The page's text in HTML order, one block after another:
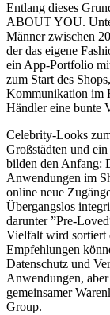
Entlang dieses
ABOUT YOU.
Männer zwischen
der das eigene
ein App-Portfolio
zum Start des
Kommunikation im
Händler eine bunte
Celebrity-Looks
Großstädten und
bilden den Anfang:
Anwendungen im
online neue
Übergangslos
darunter ”Pre-
Vielfalt wird sortiert
Empfehlungen
Datenschutz und
Anwendungen,
gemeinsamer
Group.